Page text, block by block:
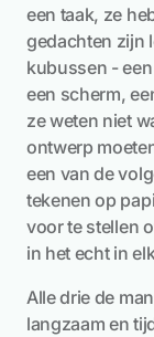
een taak, ze
gedachten zijn
kubussen -
een scherm,
ze weten niet
ontwerp
een van de
tekenen op
voor te stellen
in het echt in
Alle drie de
langzaam en